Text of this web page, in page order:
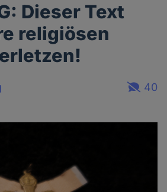
Dieser Text
religiösen
40